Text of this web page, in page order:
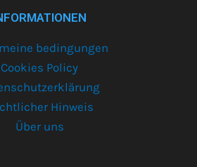
bedingungen
Cookies Policy
Hinweis
Über uns